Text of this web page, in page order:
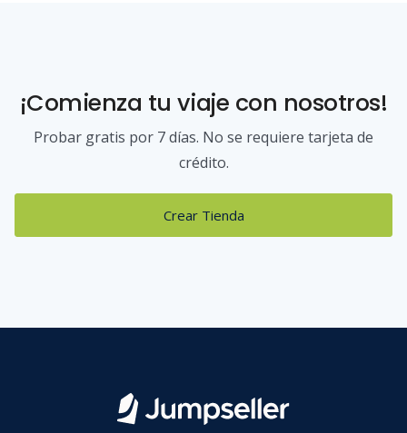
¡Comienza tu viaje con nosotros!
Probar gratis por 7 días. No se requiere tarjeta de
crédito.
Crear Tienda